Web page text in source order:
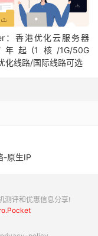
：香港优化云服务器
年起(1核/1G/50G
化线路/国际线路可选
-原生IP
测评和优惠信息分享!